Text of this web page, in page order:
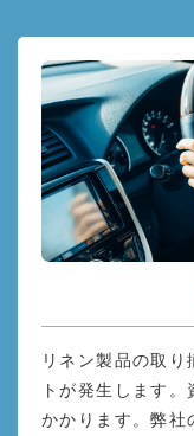
リネン製品の取
トが発生します
かかります。弊社